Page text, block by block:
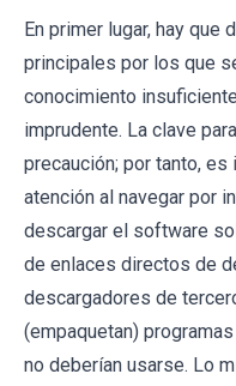
En primer lugar, hay
principales por los que
conocimiento
imprudente. La clave
precaución; por tanto,
atención al navegar por
descargar el software
de enlaces directos de
descargadores de
(empaquetan)
no deberían usarse. Lo